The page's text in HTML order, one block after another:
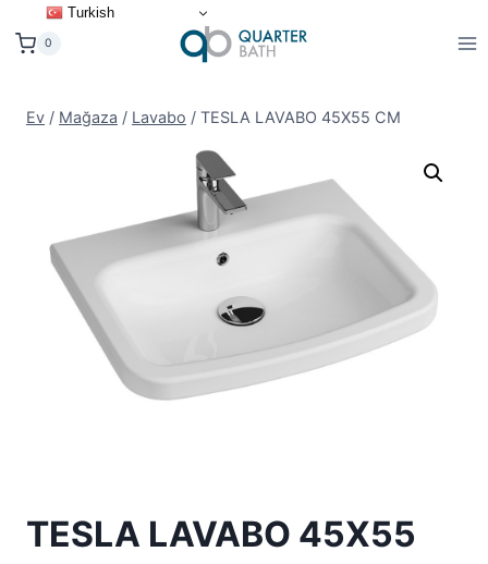
İçeriğe
geç
0
Ev / Mağaza / Lavabo / TESLA LAVABO 45X55 CM
TESLA LAVABO 45X55
Turkish